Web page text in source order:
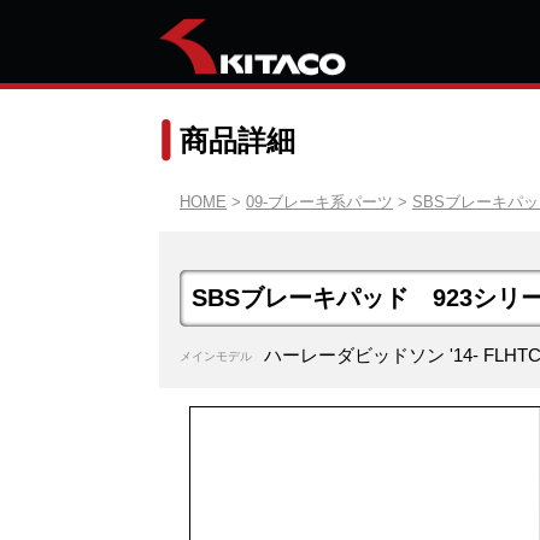
商品詳細
HOME > 09-ブレーキ系パーツ > SBSブレーキパ
SBSブレーキパッド 923シリ
メインモデル ハーレーダビッドソン '14-